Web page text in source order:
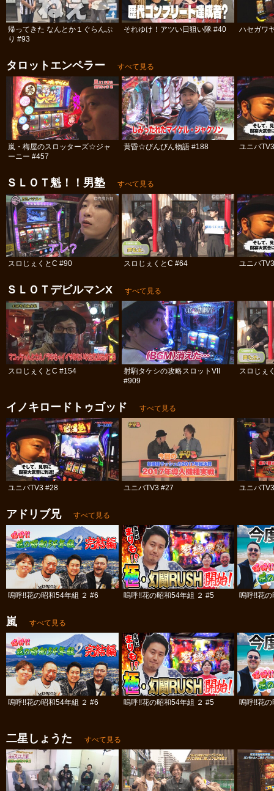
帰ってきた なんとか１ぐらんぷ
り #93
それゆけ！アツい日狙い隊 #40 ハセガワ
タロットエンペラー すべて見る
嵐・梅屋のスロッターズ☆ジャ
ーニー #457
黄昏☆びんびん物語 #188 ユニバ
ＳＬＯＴ魁！！男塾 すべて見る
スロじぇくとC #90 スロじぇくとC #64 ユニバ
ＳＬＯＴデビルマンΧ すべて見る
スロじぇくとC #154
射駒タケシの攻略スロットVII
#909
スロじぇ
イノキロードトゥゴッド すべて見る
ユニバTV3 #28 ユニバTV3 #27 ユニバ
アドリブ兄 すべて見る
嗚呼!!花の昭和54年組 ２ #6 嗚呼!!花の昭和54年組 ２ #5 嗚呼!!花
嵐 すべて見る
嗚呼!!花の昭和54年組 ２ #6 嗚呼!!花の昭和54年組 ２ #5 嗚呼!!花
二星しょうた すべて見る